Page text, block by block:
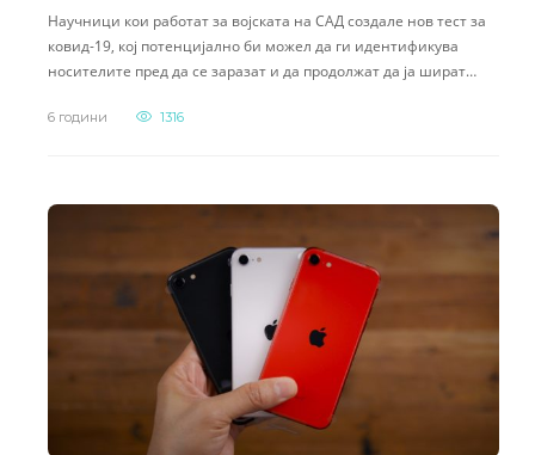
Научници кои работат за војската на САД создале нов тест за
ковид-19, кој потенцијално би можел да ги идентификува
носителите пред да се заразат и да продолжат да ја шират…
6 години 1316